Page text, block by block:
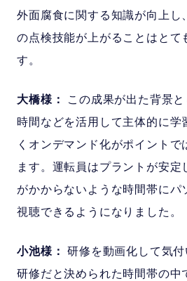
外面腐食に関する知識が向上し
の点検技能が上がることはとて
す。
大橋様：
この成果が出た背景
時間などを活用して主体的に学
くオンデマンド化がポイントで
ます。運転員はプラントが安定
がかからないような時間帯にパ
視聴できるようになりました。
小池様：
研修を動画化して気
研修だと決められた時間帯の中